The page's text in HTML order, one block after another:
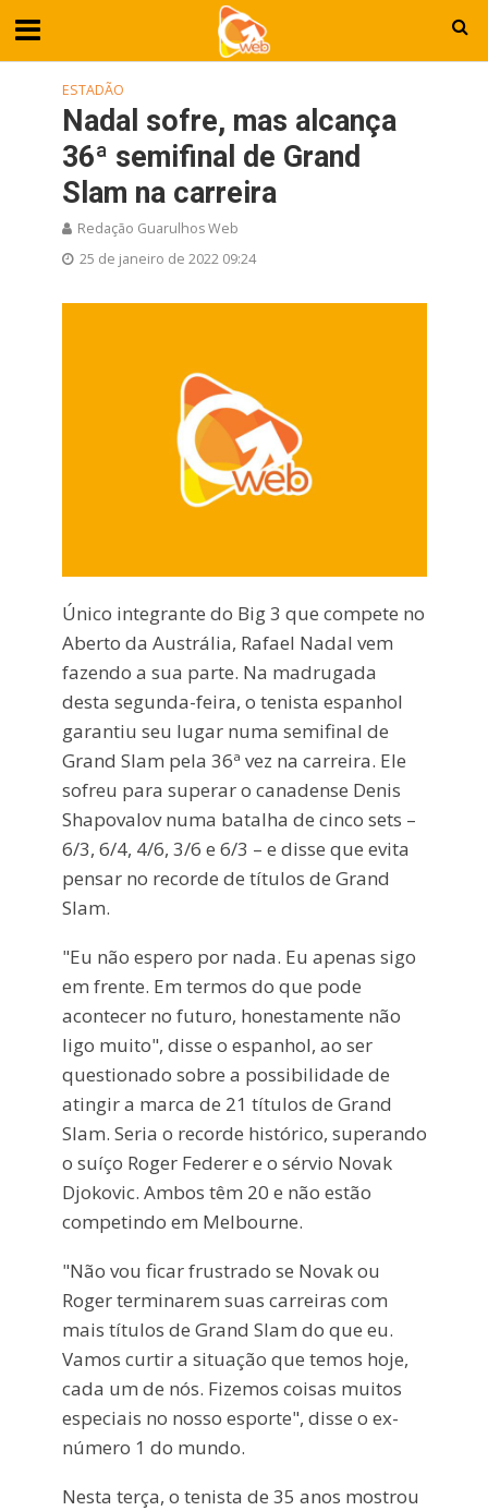
ESTADÃO
Nadal sofre, mas alcança
36ª semifinal de Grand
Slam na carreira
Redação Guarulhos Web
25 de janeiro de 2022 09:24
Único integrante do Big 3 que compete no
Aberto da Austrália, Rafael Nadal vem
fazendo a sua parte. Na madrugada
desta segunda-feira, o tenista espanhol
garantiu seu lugar numa semifinal de
Grand Slam pela 36ª vez na carreira. Ele
sofreu para superar o canadense Denis
Shapovalov numa batalha de cinco sets –
6/3, 6/4, 4/6, 3/6 e 6/3 – e disse que evita
pensar no recorde de títulos de Grand
Slam.
"Eu não espero por nada. Eu apenas sigo
em frente. Em termos do que pode
acontecer no futuro, honestamente não
ligo muito", disse o espanhol, ao ser
questionado sobre a possibilidade de
atingir a marca de 21 títulos de Grand
Slam. Seria o recorde histórico, superando
o suíço Roger Federer e o sérvio Novak
Djokovic. Ambos têm 20 e não estão
competindo em Melbourne.
"Não vou ficar frustrado se Novak ou
Roger terminarem suas carreiras com
mais títulos de Grand Slam do que eu.
Vamos curtir a situação que temos hoje,
cada um de nós. Fizemos coisas muitos
especiais no nosso esporte", disse o ex-
número 1 do mundo.
Nesta terça, o tenista de 35 anos mostrou